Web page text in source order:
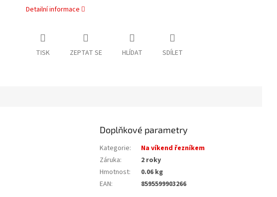
Detailní informace
TISK ZEPTAT SE HLÍDAT SDÍLET
Doplňkové parametry
Kategorie:
Na víkend řezníkem
Záruka:
2 roky
Hmotnost:
0.06 kg
EAN: 8595599903266